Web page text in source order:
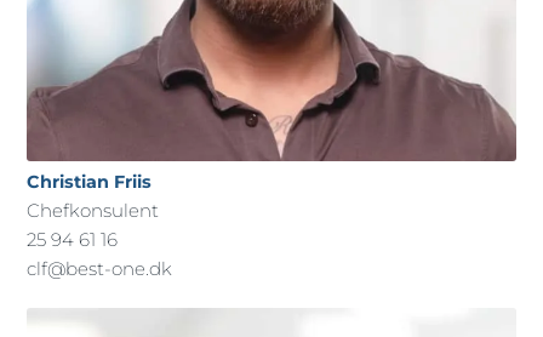
Christian Friis
Chefkonsulent
25 94 61 16
clf@best-one.dk